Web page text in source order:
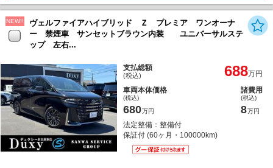
NEW!!
ヴェルファイアハイブリッド Ｚ プレミア ワンオーナ
ー 禁煙車 サンセットブラウン内装 ユニバーサルステ
ップ 左右...
支払総額
(税込) 688万円
車両本体価格
(税込)
680万円
諸費用
(税込)
8万円
法定整備：整備付
保証付 (60ヶ月・100000km)